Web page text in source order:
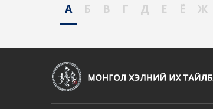
А Б В Г Д Е Ё Ж